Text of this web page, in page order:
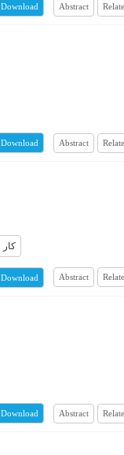
Download Abstract
Download Abstract
کار
Download Abstract
Download Abstract